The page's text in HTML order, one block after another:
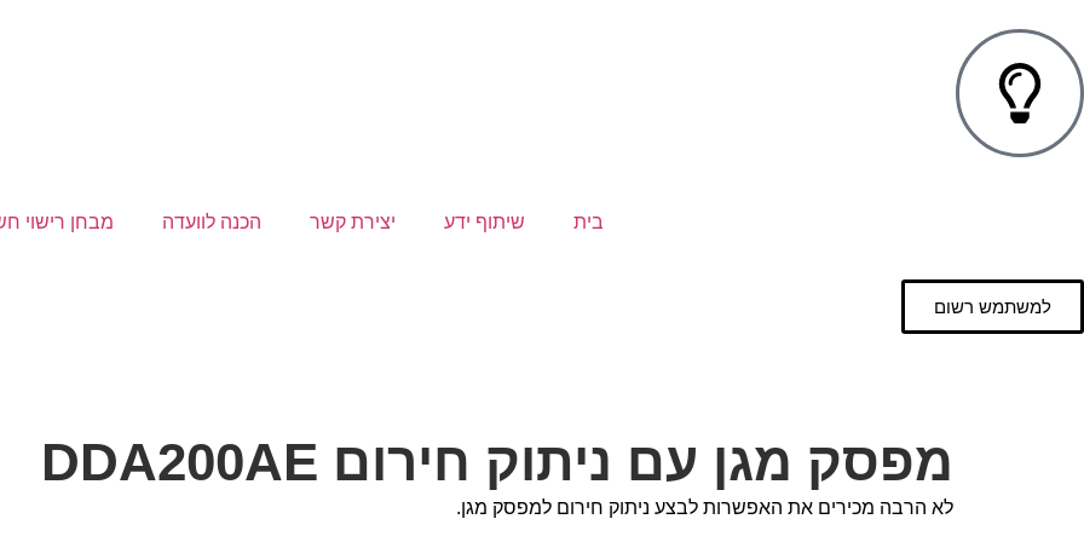
בית שיתוף ידע יצירת קשר הכנה לוועדה מבחן רישוי
למשתמש רשום
מפסק מגן עם ניתוק חירום DDA200AE
לא הרבה מכירים את האפשרות לבצע ניתוק חירום למפסק מגן.